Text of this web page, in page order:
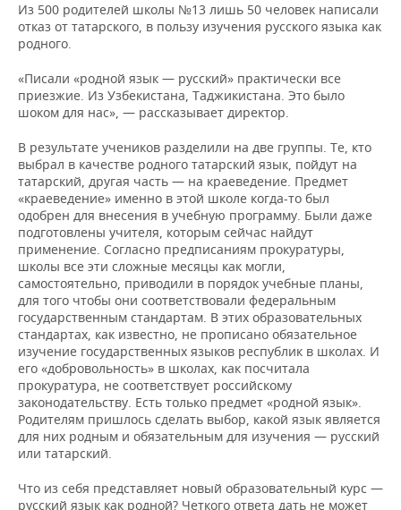
Из 500 родителей школы №13 лишь 50 человек написали
отказ от татарского, в пользу изучения русского языка как
родного.
«Писали «родной язык — русский» практически все
приезжие. Из Узбекистана, Таджикистана. Это было
шоком для нас», — рассказывает директор.
В результате учеников разделили на две группы. Те, кто
выбрал в качестве родного татарский язык, пойдут на
татарский, другая часть — на краеведение. Предмет
«краеведение» именно в этой школе когда-то был
одобрен для внесения в учебную программу. Были даже
подготовлены учителя, которым сейчас найдут
применение. Согласно предписаниям прокуратуры,
школы все эти сложные месяцы как могли,
самостоятельно, приводили в порядок учебные планы,
для того чтобы они соответствовали федеральным
государственным стандартам. В этих образовательных
стандартах, как известно, не прописано обязательное
изучение государственных языков республик в школах. И
его «добровольность» в школах, как посчитала
прокуратура, не соответствует российскому
законодательству. Есть только предмет «родной язык».
Родителям пришлось сделать выбор, какой язык является
для них родным и обязательным для изучения — русский
или татарский.
Что из себя представляет новый образовательный курс —
русский язык как родной? Четкого ответа дать не может